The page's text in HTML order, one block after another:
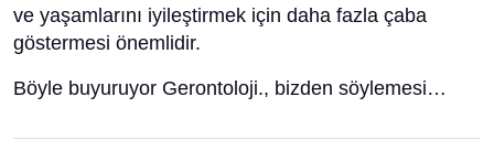
ve yaşamlarını iyileştirmek için daha fazla çaba
göstermesi önemlidir.
Böyle buyuruyor Gerontoloji., bizden söylemesi…